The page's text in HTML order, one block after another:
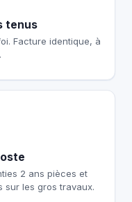
tenus
Facture identique, à
2 ans pièces et
les gros travaux.